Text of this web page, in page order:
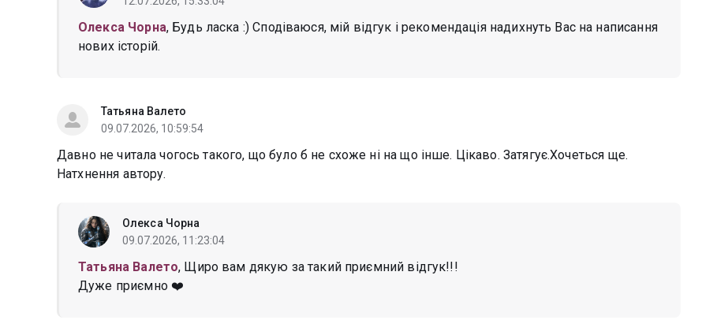
Олекса Чорна, Будь ласка :) Сподіваюся, мій відгук і рекомендація надихнуть Вас на написання
нових історій.
Татьяна Валето
09.07.2026, 10:59:54
Давно не читала чогось такого, що було б не схоже ні на що інше. Цікаво. Затягує.Хочеться ще.
Натхнення автору.
Олекса Чорна
09.07.2026, 11:23:04
Татьяна Валето, Щиро вам дякую за такий приємний відгук!!!
Дуже приємно ❤️